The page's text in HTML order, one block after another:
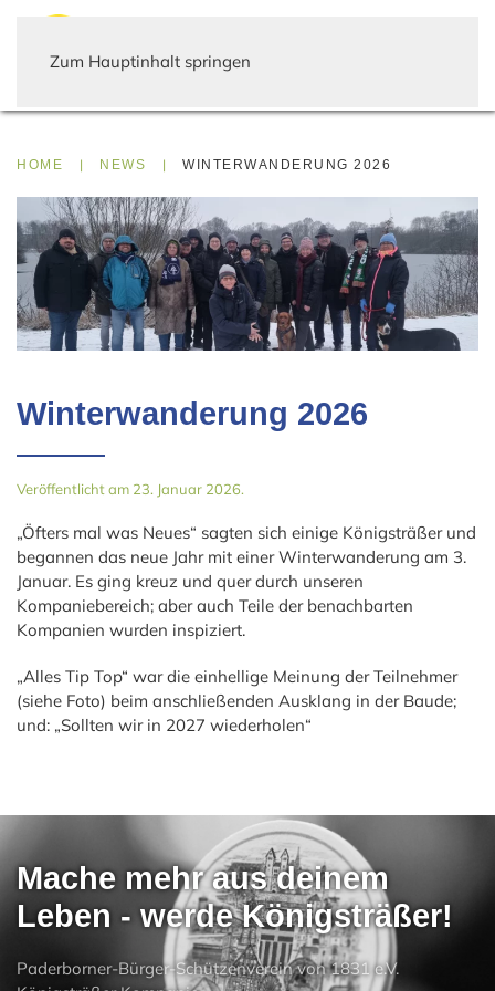
Zum Hauptinhalt springen
HOME NEWS WINTERWANDERUNG 2026
Winterwanderung 2026
Veröffentlicht am 23. Januar 2026.
„Öfters mal was Neues“ sagten sich einige Königsträßer und
begannen das neue Jahr mit einer Winterwanderung am 3.
Januar. Es ging kreuz und quer durch unseren
Kompaniebereich; aber auch Teile der benachbarten
Kompanien wurden inspiziert.
„Alles Tip Top“ war die einhellige Meinung der Teilnehmer
(siehe Foto) beim anschließenden Ausklang in der Baude;
und: „Sollten wir in 2027 wiederholen“
Mache mehr aus deinem
Leben - werde Königsträßer!
Paderborner-Bürger-Schützenverein von 1831 e.V.